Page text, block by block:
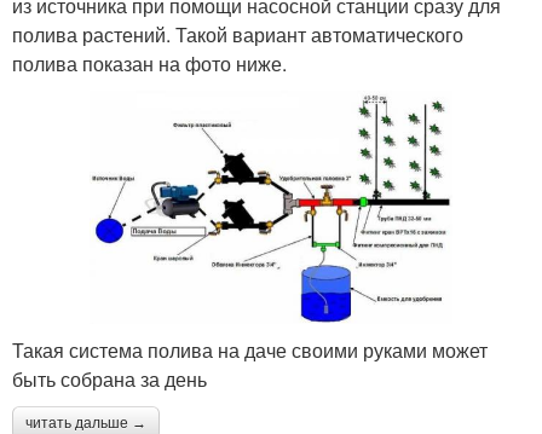
из источника при помощи насосной станции сразу для
полива растений. Такой вариант автоматического
полива показан на фото ниже.
Такая система полива на даче своими руками может
быть собрана за день
читать дальше →